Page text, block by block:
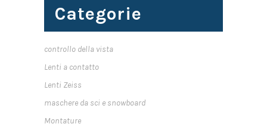
Categorie
controllo della vista
Lenti a contatto
Lenti Zeiss
maschere da sci e snowboard
Montature